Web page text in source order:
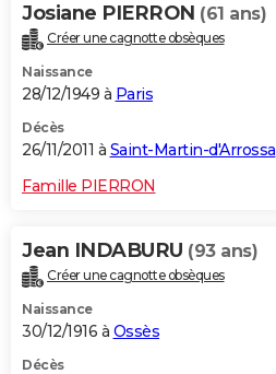
Josiane PIERRON (61 ans)
Créer une cagnotte obsèques
Naissance
28/12/1949 à Paris
Décès
26/11/2011 à Saint-Martin-d'Arrossa
Famille PIERRON
Jean INDABURU (93 ans)
Créer une cagnotte obsèques
Naissance
30/12/1916 à Ossès
Décès